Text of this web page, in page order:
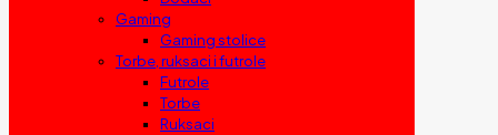
Gaming
Gaming stolice
Torbe, ruksaci i futrole
Futrole
Torbe
Ruksaci